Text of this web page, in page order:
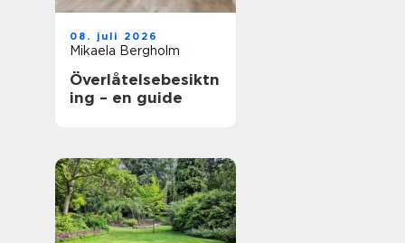
08. juli 2026
Mikaela Bergholm
Överlåtelsebesiktn
ing – en guide